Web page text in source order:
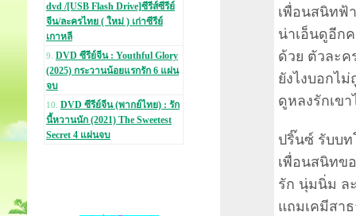
dvd /[USB Flash Drive]ซีรีส์ซีรีย์
จีน/ละครไทย ( ใหม่ ) เก่าซีรีย์
เกาหลี
9. DVD ซีรีย์จีน : Youthful Glory
(2025) กระวานน้อยแรกรัก 6 แผ่น
จบ
10. DVD ซีรีย์จีน (พากย์ไทย) : รัก
นี้หวานนัก (2021) The Sweetest
Secret 4 แผ่นจบ
เพื่อนสนิทฟ้
น่าเอ็นดูอีก
ด้วย ตัวละ
ยังไงบอกไ
ดูหลงรักเขา
ปริ๊นซ์ รับบ
เพื่อนสนิทข
รัก นุ่มนิ่ม ล
แถมเคมีสา